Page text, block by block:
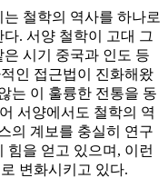
철학의 역사를 하나로
. 서양 철학이 고대 그
시기 중국과 인도 등
인 접근법이 진화해왔
는 이 훌륭한 전통을 동
서양에서도 철학의 역
의 계보를 충실히 연구
힘을 얻고 있으며, 이런
변화시키고 있다.